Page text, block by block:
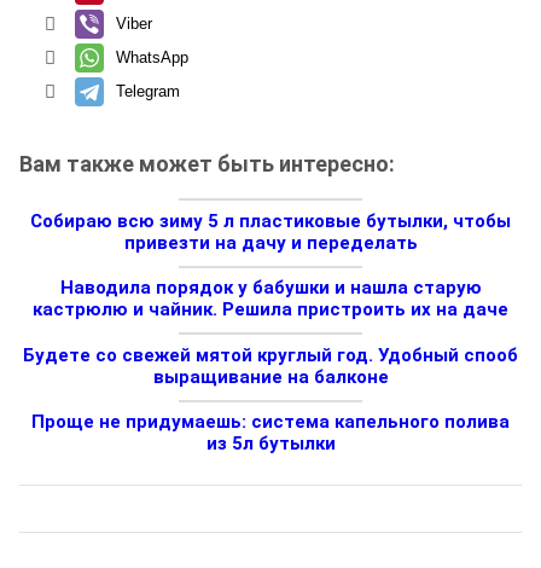
Viber
WhatsApp
Telegram
Вам также может быть интересно:
Собираю всю зиму 5 л пластиковые бутылки, чтобы
привезти на дачу и переделать
Наводила порядок у бабушки и нашла старую
кастрюлю и чайник. Решила пристроить их на даче
Будете со свежей мятой круглый год. Удобный спооб
выращивание на балконе
Проще не придумаешь: система капельного полива
из 5л бутылки